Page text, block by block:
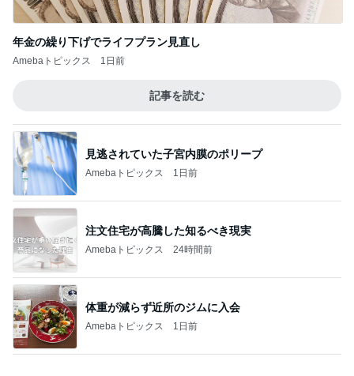
年金の繰り下げでライフプラン見直し
Amebaトピックス 1日前
記事を読む
見逃されていた子宮内膜のポリープ
Amebaトピックス 1日前
注文住宅が高騰した知るべき現実
Amebaトピックス 24時間前
体重が減らず近所のジムに入会
Amebaトピックス 1日前